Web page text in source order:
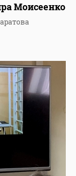
Моисеенко